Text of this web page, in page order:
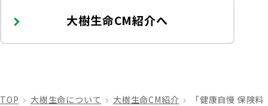
大樹生命CM紹介へ
TOP 大樹生命について 大樹生命CM紹介
「健康自慢 保険料